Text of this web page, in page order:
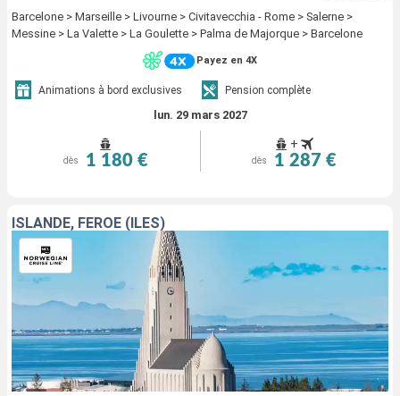
Barcelone > Marseille > Livourne > Civitavecchia - Rome > Salerne >
Messine > La Valette > La Goulette > Palma de Majorque > Barcelone
Payez en 4X
Animations à bord exclusives Pension complète
lun. 29 mars 2027
dès 1 180 €
+
dès 1 287 €
ISLANDE, FÉROÉ (ÎLES)